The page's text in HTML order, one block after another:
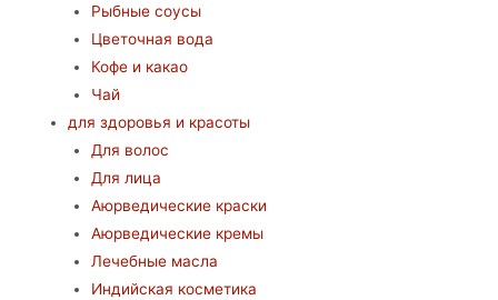
Рыбные соусы
Цветочная вода
Кофе и какао
Чай
для здоровья и красоты
Для волос
Для лица
Аюрведические краски
Аюрведические кремы
Лечебные масла
Индийская косметика